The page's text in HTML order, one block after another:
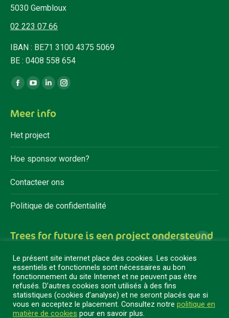
5030 Gembloux
02 223 07 66
IBAN : BE71 3100 4375 5069
BE : 0408 558 654
Vind ons op:
Facebook
opens
new
window
YouTube
opens
new
window
Linkedin
opens
window
Instagram
window
Meer info
Het project
Hoe sponsor worden?
Contacteer ons
Politique de confidentialité
Trees for future is een project ondersteund
Le présent site internet place des cookies. Les cookies
essentiels et fonctionnels sont nécessaires au bon
fonctionnement du site Internet et ne peuvent pas être
refusés. D’autres cookies sont utilisés à des fins
statistiques (cookies d’analyse) et ne seront placés que si
vous en acceptez le placement. Consultez notre politique en
matière de cookies pour en savoir plus.